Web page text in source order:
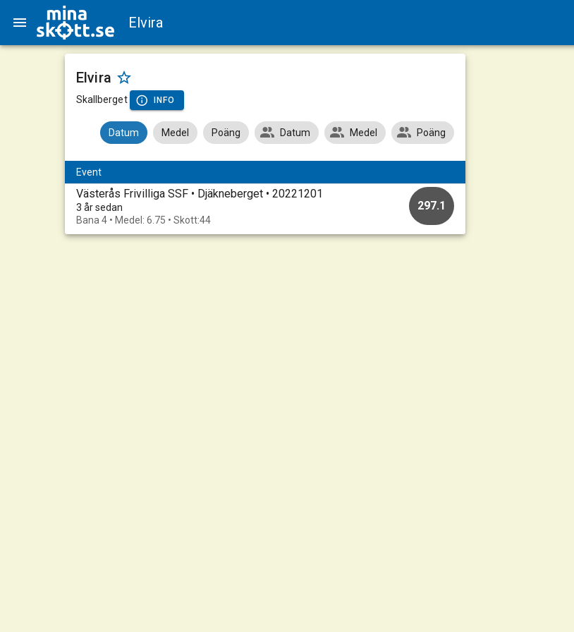
Elvira
Elvira
Skallberget INFO
Datum Medel Poäng Datum Medel Poäng
Event
Västerås Frivilliga SSF • Djäkneberget • 20221201
3 år sedan
Bana 4 • Medel: 6.75 • Skott:44
297.1